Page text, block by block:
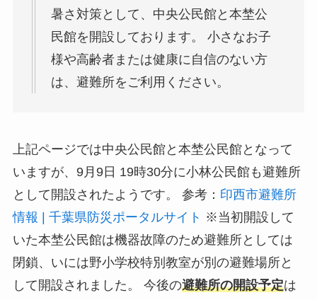
暑さ対策として、中央公民館と本埜公
民館を開設しております。 小さなお子
様や高齢者または健康に自信のない方
は、避難所をご利用ください。
上記ページでは中央公民館と本埜公民館となって
いますが、9月9日 19時30分に小林公民館も避難所
として開設されたようです。 参考： 印西市避難所
情報 | 千葉県防災ポータルサイト ※当初開設して
いた本埜公民館は機器故障のため避難所としては
閉鎖、いには野小学校特別教室が別の避難場所と
して開設されました。 今後の避難所の開設予定は